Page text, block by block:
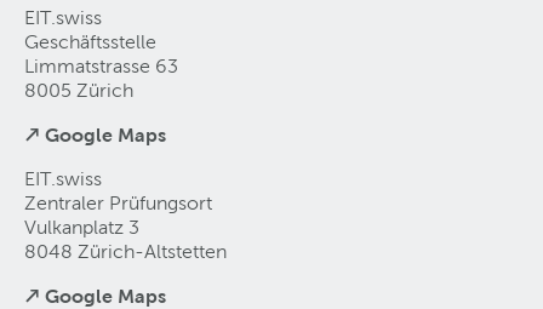
EIT.swiss
Geschäftsstelle
Limmatstrasse 63
8005 Zürich
↗ Google Maps
EIT.swiss
Zentraler Prüfungsort
Vulkanplatz 3
8048 Zürich-Altstetten
↗ Google Maps